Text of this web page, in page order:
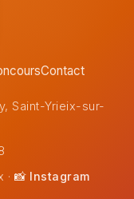
Contact
Saint-Yrieix-sur-
· 📸 Instagram